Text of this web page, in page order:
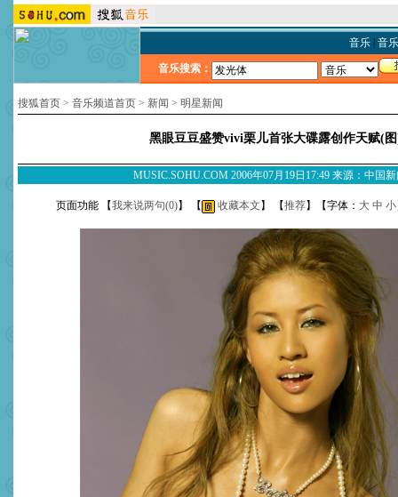
音乐| 音
音乐搜索：
搜狐首页 > 音乐频道首页 > 新闻 > 明星新闻
黑眼豆豆盛赞vivi栗儿首张大碟露创作天赋(
MUSIC.SOHU.COM 2006年07月19日17:49 来源：中国
页面功能 【我来说两句(0)】 【 收藏本文 】 【推荐】【字体： 大 中 小